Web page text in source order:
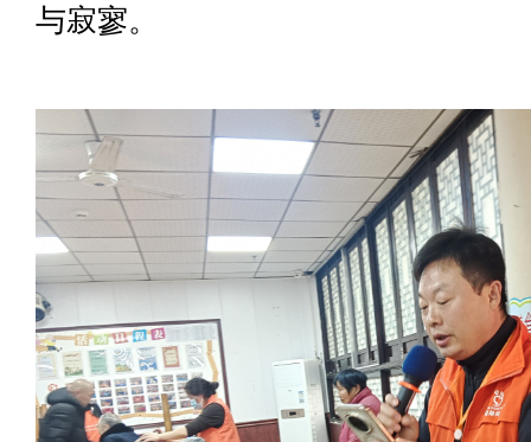
与寂寥。